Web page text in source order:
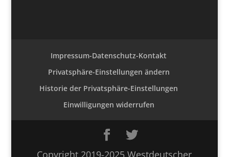
Impressum-Datenschutz-Kontakt
Privatsphäre-Einstellungen ändern
Historie der Privatsphäre-Einstellungen
Einwilligungen widerrufen
Copyright 2019-2025 Westdeutscher